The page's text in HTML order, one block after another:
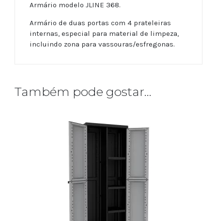
Armário modelo JLINE 368.
Armário de duas portas com 4 prateleiras
internas, especial para material de limpeza,
incluindo zona para vassouras/esfregonas.
Também pode gostar…